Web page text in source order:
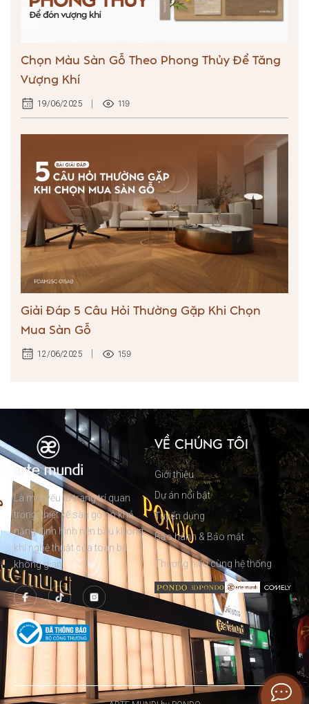
Chọn Màu Sàn Gỗ Theo Phong Thủy Để Tăng
Vượng Khí
19/06/2025 119
Giải Đáp 5 Câu Hỏi Thường Gặp Khi Chọn
Mua Sàn Gỗ
12/06/2025 159
Là một yếu tố trang trí quan
trọng, thiết kế sàn gỗ có khả
năng định hình nên bầu không
khí nghệ thuật của toàn bộ
không gian.
VỀ CHÚNG TÔI
Giới thiệu
Dự án nổi bật
Tuyển dụng
Bảo hành & Bảo mật
Thương hiệu cùng hệ thống